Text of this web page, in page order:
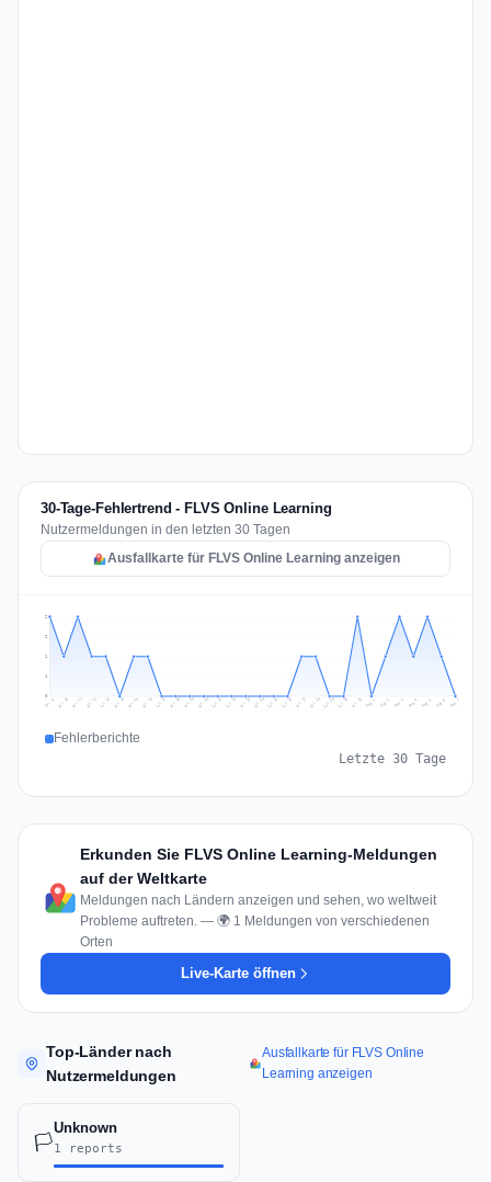
30-Tage-Fehlertrend - FLVS Online Learning
Nutzermeldungen in den letzten 30 Tagen
Ausfallkarte für FLVS Online Learning anzeigen
1
1
2
2
Jul 9 Jul 10 Jul 11 Jul 12 Jul 13 Jul 14 Jul 15 Jul 16 Jul 17 Jul 18 Jul 19 Jul 20 Jul 21 Jul 22 Jul 23 Jul 24 Jul 25 Jul 26 Jul 27 Jul 28 Jul 29 Jul 30 Jul 31 Aug 1 Aug 2 Aug 3 Aug 4 Aug 5 Aug 6 Aug 7
Fehlerberichte
Letzte 30 Tage
Erkunden Sie FLVS Online Learning-Meldungen
auf der Weltkarte
Meldungen nach Ländern anzeigen und sehen, wo weltweit
Probleme auftreten. — 🌍 1 Meldungen von verschiedenen
Orten
Live-Karte öffnen
Top-Länder nach
Nutzermeldungen
Ausfallkarte für FLVS Online
Learning anzeigen
🏳️
Unknown
1 reports